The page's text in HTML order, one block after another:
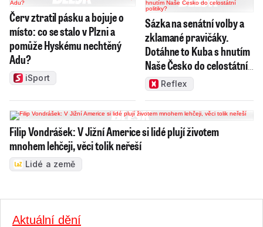
Červ ztratil pásku a bojuje o
místo: co se stalo v Plzni a
pomůže Hyskému nechtěný
Adu?
iSport
Sázka na senátní volby a
zklamané pravičáky.
Dotáhne to Kuba s hnutím
Naše Česko do celostátní
politiky?
Reflex
Filip Vondrášek: V Jižní Americe si lidé plují životem
mnohem lehčeji, věci tolik neřeší
Lidé a země
Aktuální dění